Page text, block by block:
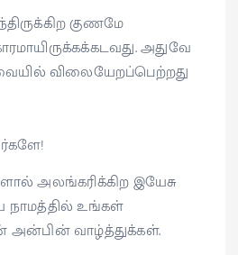
குணமே
அதுவே
விலையேறப்பெற்றது
அலங்கரிக்கிற இயேசு
நாமத்தில் உங்கள்
வாழ்த்துக்கள்.